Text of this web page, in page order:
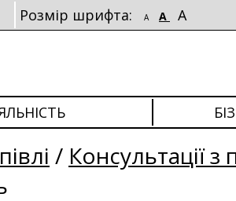
Розмір шрифта: A A A
/ Консультації з